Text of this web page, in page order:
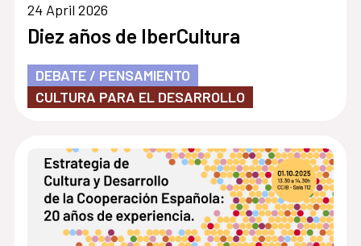
24 April 2026
Diez años de IberCultura
DEBATE / PENSAMIENTO
CULTURA PARA EL DESARROLLO